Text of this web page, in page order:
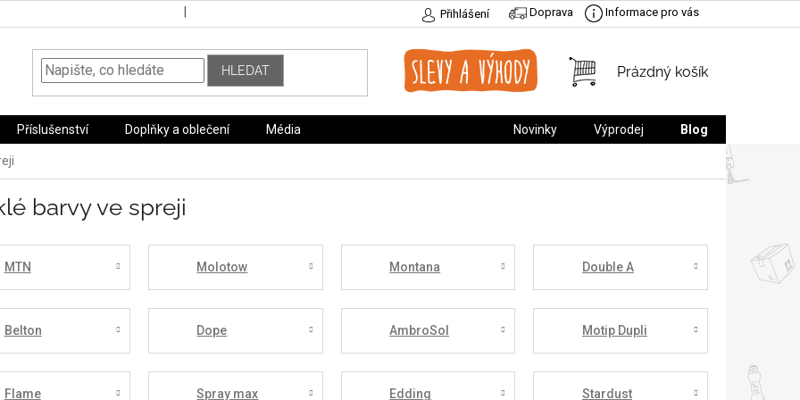
Přihlášení Doprava Informace pro vás
HLEDAT
NÁKUPNÍ
Prázdný košík
Příslušenství Doplňky a oblečení Média Novinky Výprodej Blog
barvy ve spreji
MTN Molotow Montana Double A
Belton Dope AmbroSol Motip Dupli
Flame Spray max Edding Stardust